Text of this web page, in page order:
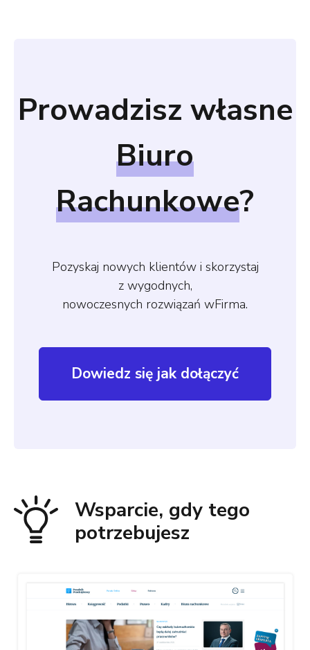
Prowadzisz własne
Biuro
Rachunkowe?
Pozyskaj nowych klientów i skorzystaj
z wygodnych,
nowoczesnych rozwiązań wFirma.
Dowiedz się jak dołączyć
Wsparcie, gdy tego
potrzebujesz